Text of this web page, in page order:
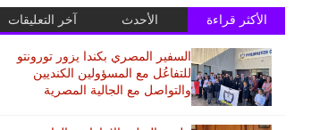
الأكثر قراءة الأحدث آخر التعليقات
السفير المصري بكندا يزور تورونتو
للتفاعُل مع المسؤولين الكنديين
والتواصل مع الجالية المصرية